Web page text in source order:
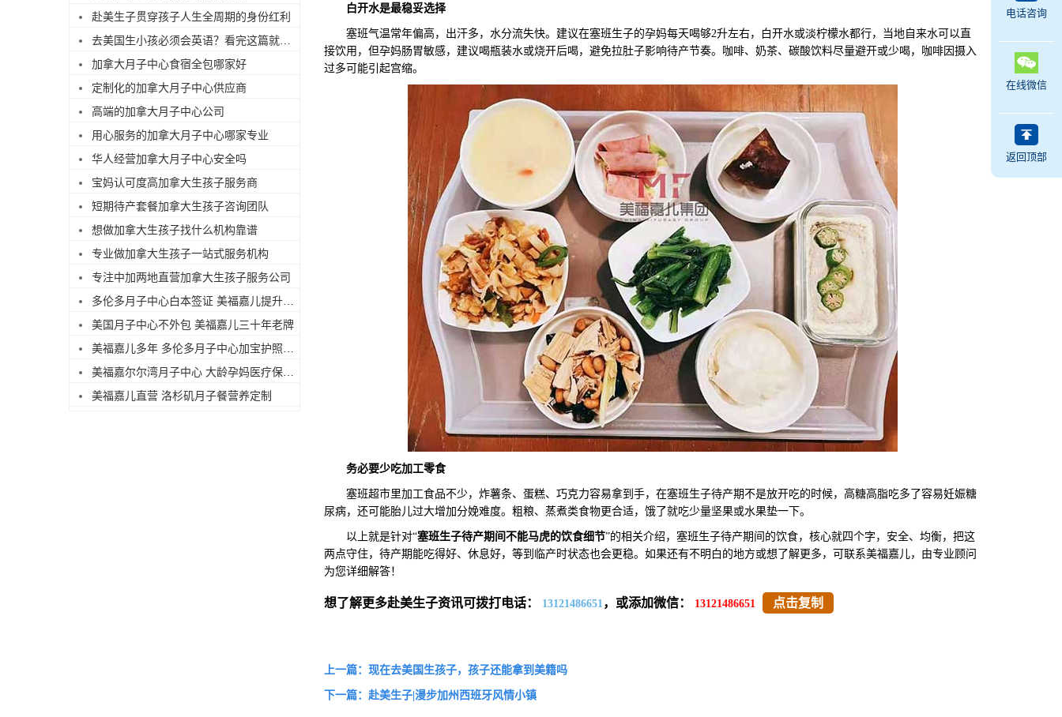
赴美生子贯穿孩子人生全周期的身份红利
去美国生小孩必须会英语？看完这篇就不焦虑了
加拿大月子中心食宿全包哪家好
定制化的加拿大月子中心供应商
高端的加拿大月子中心公司
用心服务的加拿大月子中心哪家专业
华人经营加拿大月子中心安全吗
宝妈认可度高加拿大生孩子服务商
短期待产套餐加拿大生孩子咨询团队
想做加拿大生孩子找什么机构靠谱
专业做加拿大生孩子一站式服务机构
专注中加两地直营加拿大生孩子服务公司
多伦多月子中心白本签证 美福嘉儿提升过签
美国月子中心不外包 美福嘉儿三十年老牌
美福嘉儿多年 多伦多月子中心加宝护照续签
美福嘉尔尔湾月子中心 大龄孕妈医疗保障足
美福嘉儿直营 洛杉矶月子餐营养定制
白开水是最稳妥选择
塞班气温常年偏高，出汗多，水分流失快。建议在塞班生子的孕妈每天喝够2升左右，白开水或淡柠檬水都行，当地自来水可以直
接饮用，但孕妈肠胃敏感，建议喝瓶装水或烧开后喝，避免拉肚子影响待产节奏。咖啡、奶茶、碳酸饮料尽量避开或少喝，咖啡因摄入
过多可能引起宫缩。
务必要少吃加工零食
塞班超市里加工食品不少，炸薯条、蛋糕、巧克力容易拿到手，在塞班生子待产期不是放开吃的时候，高糖高脂吃多了容易妊娠糖
尿病，还可能胎儿过大增加分娩难度。粗粮、蒸煮类食物更合适，饿了就吃少量坚果或水果垫一下。
以上就是针对“塞班生子待产期间不能马虎的饮食细节”的相关介绍，塞班生子待产期间的饮食，核心就四个字，安全、均衡，把这
两点守住，待产期能吃得好、休息好，等到临产时状态也会更稳。如果还有不明白的地方或想了解更多，可联系美福嘉儿，由专业顾问
为您详细解答！
想了解更多赴美生子资讯可拨打电话： 13121486651，或添加微信： 13121486651 点击复制
上一篇：现在去美国生孩子，孩子还能拿到美籍吗
下一篇：赴美生子|漫步加州西班牙风情小镇
电话咨询
在线微信
返回顶部